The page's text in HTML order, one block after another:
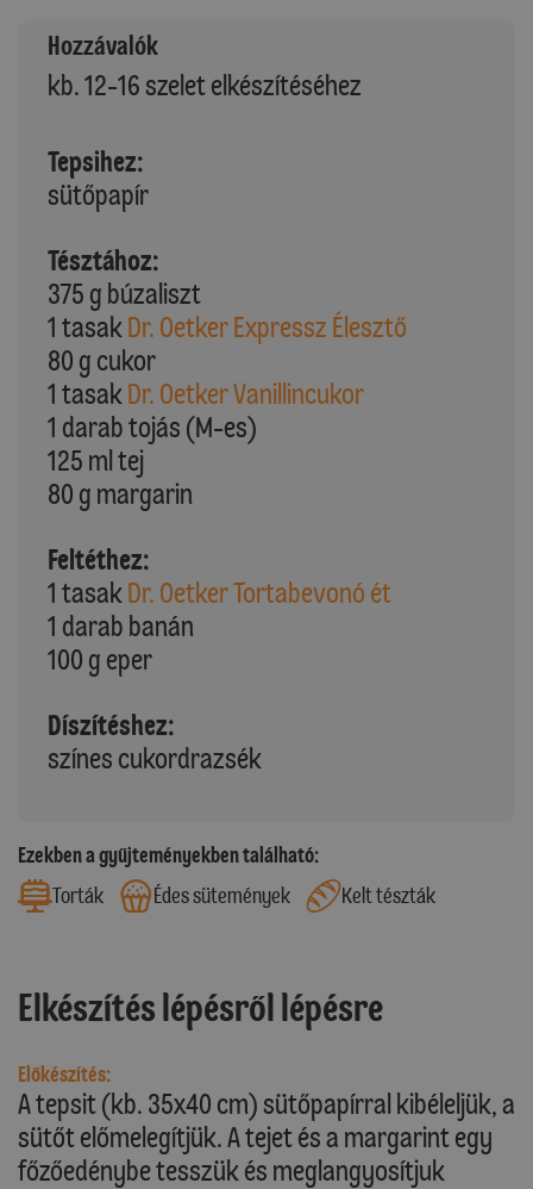
Hozzávalók
kb. 12-16 szelet elkészítéséhez
Tepsihez:
sütőpapír
Tésztához:
375 g búzaliszt
1 tasak Dr. Oetker Expressz Élesztő
80 g cukor
1 tasak Dr. Oetker Vanillincukor
1 darab tojás (M-es)
125 ml tej
80 g margarin
Feltéthez:
1 tasak Dr. Oetker Tortabevonó ét
1 darab banán
100 g eper
Díszítéshez:
színes cukordrazsék
Ezekben a gyűjteményekben található:
Torták
Édes sütemények Kelt tészták
Elkészítés lépésről lépésre
Előkészítés:
A tepsit (kb. 35x40 cm) sütőpapírral kibéleljük, a
sütőt előmelegítjük. A tejet és a margarint egy
főzőedénybe tesszük és meglangyosítjuk